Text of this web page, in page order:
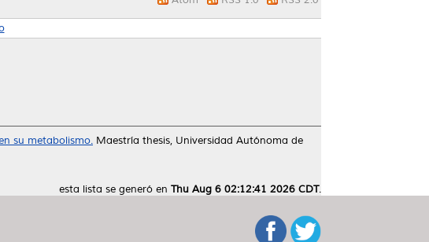
su metabolismo. Maestría thesis, Universidad Autónoma de
esta lista se generó en Thu Aug 6 02:12:41 2026 CDT.